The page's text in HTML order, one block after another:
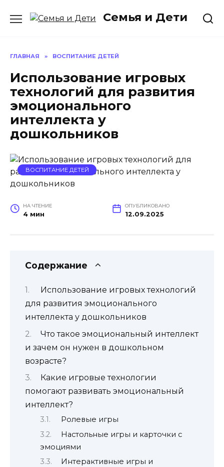
Семья и Дети
ГЛАВНАЯ » ВОСПИТАНИЕ ДЕТЕЙ
Использование игровых
технологий для развития
эмоционального
интеллекта у
дошкольников
ВОСПИТАНИЕ ДЕТЕЙ
НА ЧТЕНИЕ
4 мин
ОПУБЛИКОВАНО
12.09.2025
Содержание
Использование игровых технологий
для развития эмоционального
интеллекта у дошкольников
Что такое эмоциональный интеллект
и зачем он нужен в дошкольном
возрасте?
Какие игровые технологии
помогают развивать эмоциональный
интеллект?
Ролевые игры
Настольные игры и карточки с
эмоциями
Интерактивные игры и